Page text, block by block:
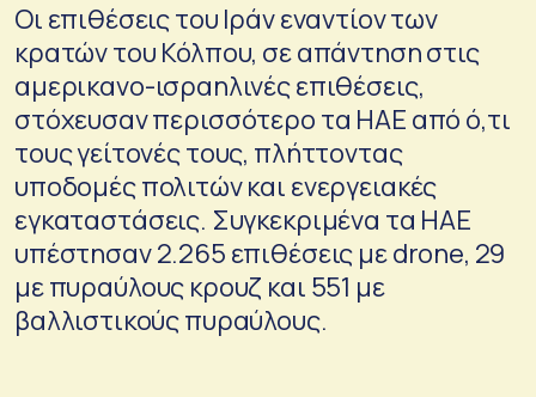
Οι επιθέσεις του Ιράν εναντίον των
κρατών του Κόλπου, σε απάντηση στις
αμερικανο-ισραηλινές επιθέσεις,
στόχευσαν περισσότερο τα ΗΑΕ από ό,τι
τους γείτονές τους, πλήττοντας
υποδομές πολιτών και ενεργειακές
εγκαταστάσεις. Συγκεκριμένα τα ΗΑΕ
υπέστησαν 2.265 επιθέσεις με drone, 29
με πυραύλους κρουζ και 551 με
βαλλιστικούς πυραύλους.